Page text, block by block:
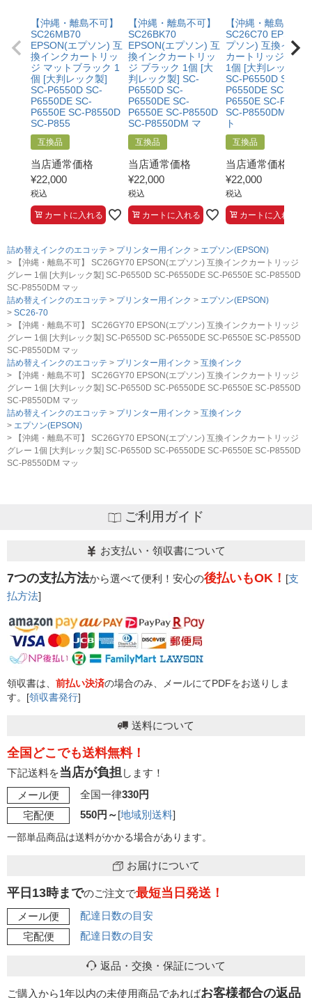
ものではないこと。
・メーカーの出張修理を依頼されてないこと。
【沖縄・離島不可】
SC26MB70
EPSON(エプソン) 互
換インクカートリッ
ジ マットブラック 1
個 [大判レック製]
SC-P6550D SC-
P6550DE SC-
P6550E SC-P8550D
SC-P855
互換品
当店通常価格
¥22,000
税込
カートに入れる
【沖縄・離島不可】
SC26BK70
EPSON(エプソン) 互
換インクカートリッ
ジ ブラック 1個 [大
判レック製] SC-
P6550D SC-
P6550DE SC-
P6550E SC-P8550D
SC-P8550DM マ
互換品
当店通常価格
¥22,000
税込
カートに入れる
【沖縄・離島不可
SC26C70 EPSON(
プソン) 互換インク
カートリッジ シア
1個 [大判レック製]
SC-P6550D SC-
P6550DE SC-
P6550E SC-
SC-P8550DM マッ
ト
互換品
当店通常価格
¥22,000
税込
カートに入れる
詰め替えインクのエコッテ プリンター用インク
エプソン(EPSON)
【沖縄・離島不可】 SC26GY70 EPSON(エプソン) 互換インクカートリッジ
グレー 1個 [大判レック製] SC-P6550D SC-P6550DE SC-P6550E SC-P8550D
SC-P8550DM マッ
詰め替えインクのエコッテ
プリンター用インク
エプソン(EPSON)
SC26-70
【沖縄・離島不可】 SC26GY70 EPSON(エプソン) 互換インクカートリッジ
グレー 1個 [大判レック製] SC-P6550D SC-P6550DE SC-P6550E SC-P8550D
SC-P8550DM マッ
詰め替えインクのエコッテ
プリンター用インク
互換インク
【沖縄・離島不可】 SC26GY70 EPSON(エプソン) 互換インクカートリッジ
グレー 1個 [大判レック製] SC-P6550D SC-P6550DE SC-P6550E SC-P8550D
SC-P8550DM マッ
詰め替えインクのエコッテ
プリンター用インク
互換インク
エプソン(EPSON)
【沖縄・離島不可】 SC26GY70 EPSON(エプソン) 互換インクカートリッジ
グレー 1個 [大判レック製] SC-P6550D SC-P6550DE SC-P6550E SC-P8550D
SC-P8550DM マッ
ご利用ガイド
お支払い・領収書について
7つの支払方法から選べて便利！安心の後払いもOK！ [支
払方法]
領収書は、 前払い決済の場合のみ、メールにてPDFをお送りしま
す。[領収書発行]
送料について
全国どこでも送料無料！
下記送料を当店が負担 します！
メール便
全国一律330円
宅配便
550円～[地域別送料]
一部単品商品は送料がかかる場合があります。
お届けについて
平日13時までのご注文で最短当日発送！
メール便
配達日数の目安
宅配便
配達日数の目安
返品・交換・保証について
ご購入から1年以内の未使用商品であればお客様都合の返品